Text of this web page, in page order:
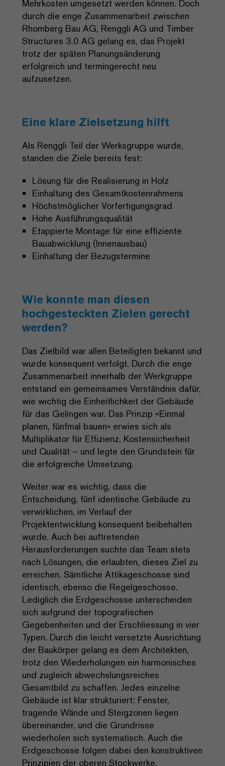
Mehrkosten umgesetzt werden können. Doch
durch die enge Zusammenarbeit zwischen
Rhomberg Bau AG, Renggli AG und Timber
Structures 3.0 AG gelang es, das Projekt
trotz der späten Planungsänderung
erfolgreich und termingerecht neu
aufzusetzen.
Eine klare Zielsetzung hilft
Als Renggli Teil der Werksgruppe wurde,
standen die Ziele bereits fest:
Lösung für die Realisierung in Holz
Einhaltung des Gesamtkostenrahmens
Höchstmöglicher Vorfertigungsgrad
Hohe Ausführungsqualität
Etappierte Montage für eine effiziente
Bauabwicklung (Innenausbau)
Einhaltung der Bezugstermine
Wie konnte man diesen
hochgesteckten Zielen gerecht
werden?
Das Zielbild war allen Beteiligten bekannt und
wurde konsequent verfolgt. Durch die enge
Zusammenarbeit innerhalb der Werkgruppe
entstand ein gemeinsames Verständnis dafür,
wie wichtig die Einheitlichkeit der Gebäude
für das Gelingen war. Das Prinzip «Einmal
planen, fünfmal bauen» erwies sich als
Multiplikator für Effizienz, Kostensicherheit
und Qualität – und legte den Grundstein für
die erfolgreiche Umsetzung.
Weiter war es wichtig, dass die
Entscheidung, fünf identische Gebäude zu
verwirklichen, im Verlauf der
Projektentwicklung konsequent beibehalten
wurde. Auch bei auftretenden
Herausforderungen suchte das Team stets
nach Lösungen, die erlaubten, dieses Ziel zu
erreichen. Sämtliche Attikageschosse sind
identisch, ebenso die Regelgeschosse.
Lediglich die Erdgeschosse unterscheiden
sich aufgrund der topografischen
Gegebenheiten und der Erschliessung in vier
Typen. Durch die leicht versetzte Ausrichtung
der Baukörper gelang es dem Architekten,
trotz den Wiederholungen ein harmonisches
und zugleich abwechslungsreiches
Gesamtbild zu schaffen. Jedes einzelne
Gebäude ist klar strukturiert: Fenster,
tragende Wände und Steigzonen liegen
übereinander, und die Grundrisse
wiederholen sich systematisch. Auch die
Erdgeschosse folgen dabei den konstruktiven
Prinzipien der oberen Stockwerke,